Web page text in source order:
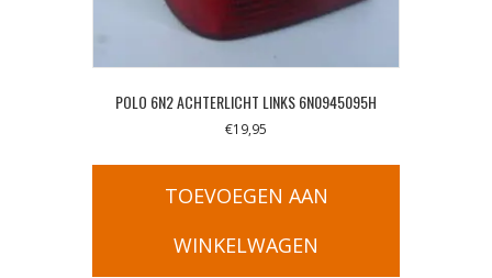
POLO 6N2 ACHTERLICHT LINKS 6N0945095H
€19,95
TOEVOEGEN AAN
WINKELWAGEN